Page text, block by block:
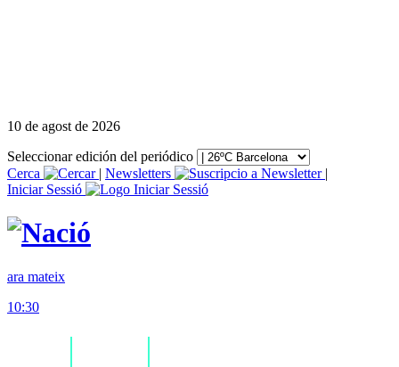
10 de agost de 2026
Seleccionar edición del periódico
Cerca
| Newsletters
|
Iniciar Sessió
ara mateix
10:30